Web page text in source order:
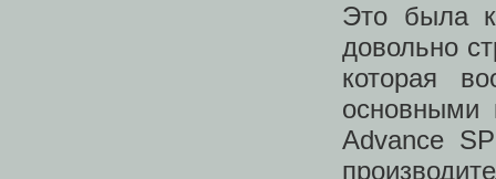
Это была
довольно
которая
основными
Advance